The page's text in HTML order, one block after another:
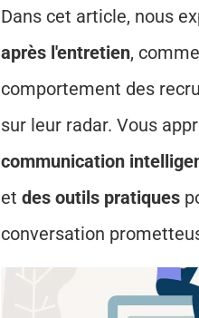
Dans cet article, nous
après l'entretien,
comportement des
sur leur radar. Vous
communication
et des outils pratiques
conversation